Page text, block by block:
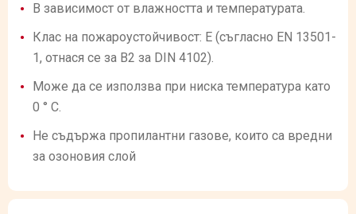
В зависимост от влажността и температурата.
Клас на пожароустойчивост: E (съгласно EN 13501-
1, отнася се за B2 за DIN 4102).
Може да се използва при ниска температура като
0 ° C.
Не съдържа пропилантни газове, които са вредни
за озоновия слой